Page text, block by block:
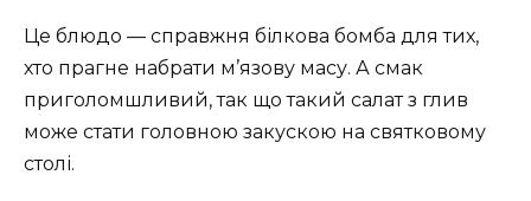
Це блюдо — справжня білкова бомба для тих,
хто прагне набрати м’язову масу. А смак
приголомшливий, так що такий салат з глив
може стати головною закускою на святковому
столі.